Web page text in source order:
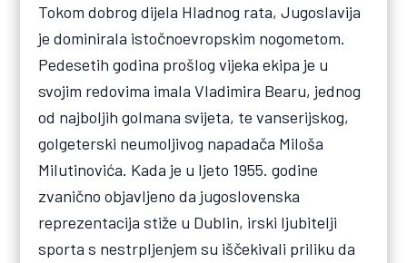
Tokom dobrog dijela Hladnog rata, Jugoslavija
je dominirala istočnoevropskim nogometom.
Pedesetih godina prošlog vijeka ekipa je u
svojim redovima imala Vladimira Bearu, jednog
od najboljih golmana svijeta, te vanserijskog,
golgeterski neumoljivog napadača Miloša
Milutinovića. Kada je u ljeto 1955. godine
zvanično objavljeno da jugoslovenska
reprezentacija stiže u Dublin, irski ljubitelji
sporta s nestrpljenjem su iščekivali priliku da